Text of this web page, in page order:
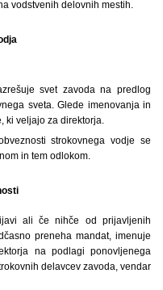
vodstvenih delovnih mestih.
svet zavoda na predlog
sveta. Glede imenovanja in
ki veljajo za direktorja.
strokovnega vodje se
in tem odlokom.
ali če nihče od prijavljenih
preneha mandat, imenuje
na podlagi ponovljenega
delavcev zavoda, vendar